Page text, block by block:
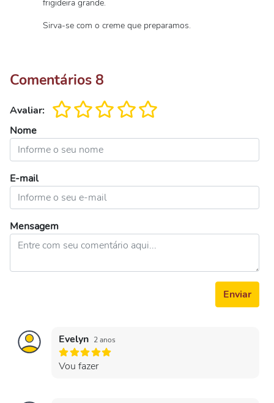
frigideira grande.
Sirva-se com o creme que preparamos.
Comentários 8
Avaliar:
Nome
E-mail
Mensagem
Enviar
Evelyn 2 anos
Vou fazer